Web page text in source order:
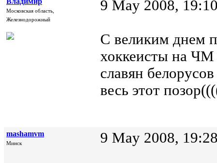
Московская область,
Железнодорожный
9 May 2008,
С великим днем
хоккеисты на ЧМ
славян
весь этот
mashamvm
Минск 9 May 2008,